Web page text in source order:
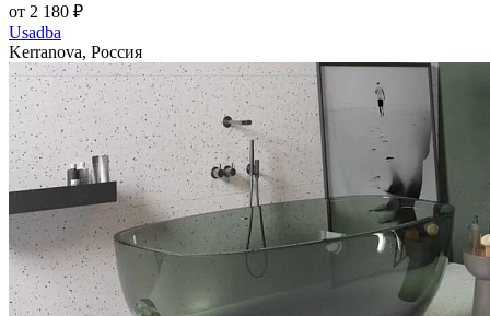
от 2 180 ₽
Usadba
Kerranova, Россия